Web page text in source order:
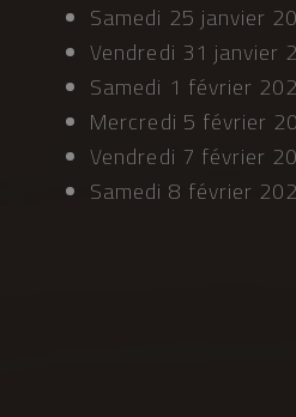
Samedi 25 janvier
Vendredi 31 janvier
Samedi 1 février
Mercredi 5 février
Vendredi 7 février
Samedi 8 février